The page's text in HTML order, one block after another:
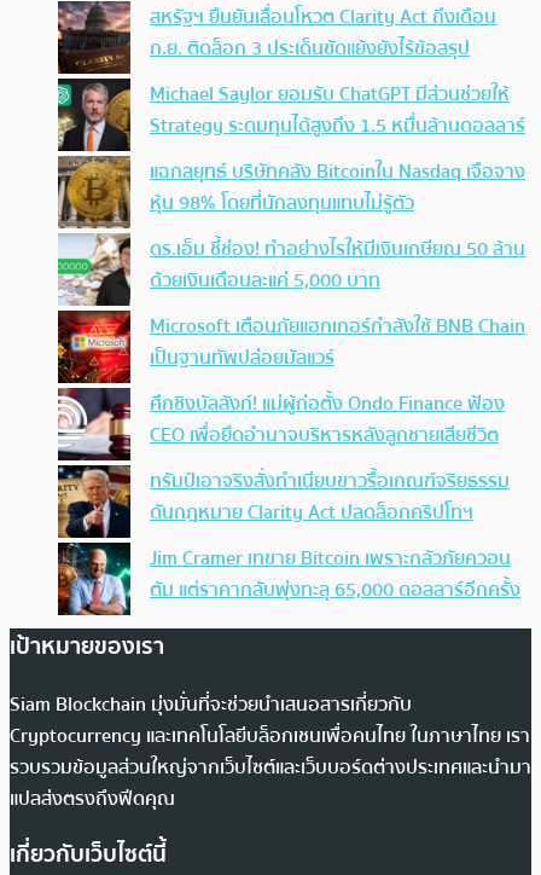
สหรัฐฯ ยืนยันเลื่อนโหวต Clarity Act ถึงเดือน
ก.ย. ติดล็อก 3 ประเด็นขัดแย้งยังไร้ข้อสรุป
Michael Saylor ยอมรับ ChatGPT มีส่วนช่วยให้
Strategy ระดมทุนได้สูงถึง 1.5 หมื่นล้านดอลลาร์
แฉกลยุทธ์ บริษัทคลัง Bitcoinใน Nasdaq เจือจาง
หุ้น 98% โดยที่นักลงทุนแทบไม่รู้ตัว
ดร.เอ็ม ชี้ช่อง! ทำอย่างไรให้มีเงินเกษียณ 50 ล้าน
ด้วยเงินเดือนละแค่ 5,000 บาท
Microsoft เตือนภัยแฮกเกอร์กำลังใช้ BNB Chain
เป็นฐานทัพปล่อยมัลแวร์
ศึกชิงบัลลังก์! แม่ผู้ก่อตั้ง Ondo Finance ฟ้อง
CEO เพื่อยึดอำนาจบริหารหลังลูกชายเสียชีวิต
ทรัมป์เอาจริง สั่งทำเนียบขาวรื้อเกณฑ์จริยธรรม
ดันกฎหมาย Clarity Act ปลดล็อกคริปโทฯ
Jim Cramer เทขาย Bitcoin เพราะกลัวภัยควอน
ตัม แต่ราคากลับพุ่งทะลุ 65,000 ดอลลาร์อีกครั้ง
เป้าหมายของเรา
Siam Blockchain มุ่งมั่นที่จะช่วยนำเสนอสารเกี่ยวกับ
Cryptocurrency และเทคโนโลยีบล็อกเชนเพื่อคนไทย ในภาษาไทย เรา
รวบรวมข้อมูลส่วนใหญ่จากเว็บไซต์และเว็บบอร์ดต่างประเทศและนำมา
แปลส่งตรงถึงฟีดคุณ
เกี่ยวกับเว็บไซต์นี้